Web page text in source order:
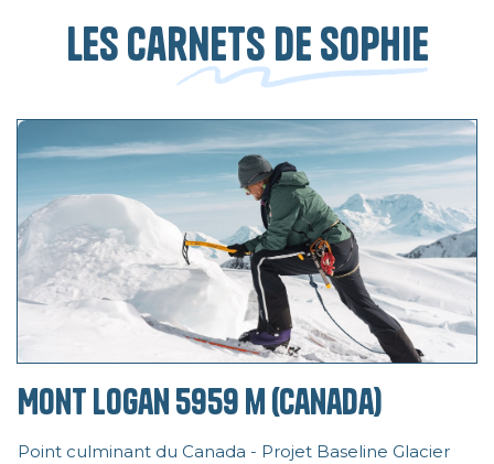
Les carnets de sophie
Mont Logan 5959 m (Canada)
Point culminant du Canada - Projet Baseline Glacier